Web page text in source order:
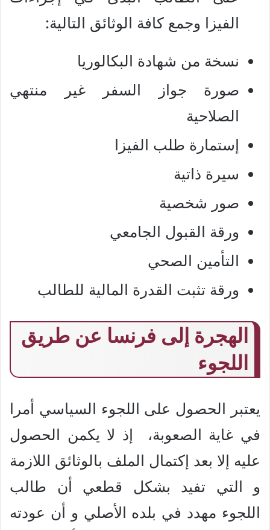
الفيزا وجمع كافة الوثائق التالية:
نسخة من شهادة البكالوريا
صورة جواز السفر غير منتهي
الصلاحية
إستمارة طلب الفيزا
سيرة ذاتية
صور شخصية
ورقة القبول الجامعي
التأمين الصحي
ورقة تثبت القدرة المالية للطالب
الهجرة إلى فرنسا عن طريق
اللجوء
يعتبر الحصول على اللجوء السياسي أمرا
في غاية الصعوبة، إذ لا يكمن الحصول
عليه إلا بعد إكتمال الملف بالوثائق اللازمة
و التي تفيد بشكل قطعي أن طالب
اللجوء مهدد في بلده الأصلي و أن عودته